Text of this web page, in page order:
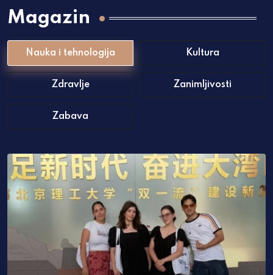
Magazin
Nauka i tehnologija Kultura
Zdravlje Zanimljivosti
Zabava